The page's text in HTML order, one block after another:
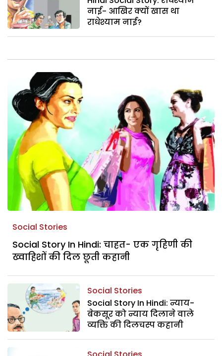
नाई- आखिर क्यों खास था
राधेश्याम नाई?
Social Stories
Social Story In Hindi: चाहत- एक गृहिणी की
ख्वाहिशों की दिल छूती कहानी
Social Stories
Social Story In Hindi: न्याय-
बेकसूर को न्याय दिलाने वाले
व्यक्ति की दिलचस्प कहानी